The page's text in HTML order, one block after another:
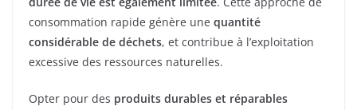
consommation rapide génère une quantité
considérable de déchets, et contribue à l’exploitation
excessive des ressources naturelles.
Opter pour des produits durables et réparables